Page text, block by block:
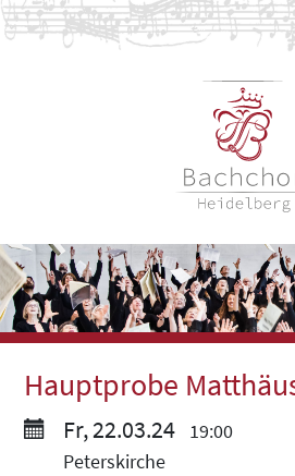
Hauptprobe
Fr, 22.03.24
19:00
Peterskirche